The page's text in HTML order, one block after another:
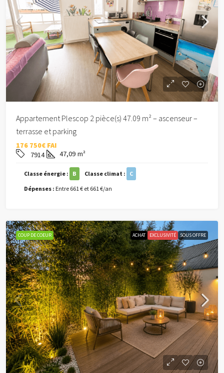
Appartement Plescop 2 pièce(s) 47.09 m² – ascenseur –
terrasse et parking
176 750€ FAI
7914
47,09 m²
Classe énergie : B Classe climat :
C
Dépenses : Entre 661 € et 661 €/an
COUP DE COEUR ACHAT EXCLUSIVITÉ SOUS OFFRE